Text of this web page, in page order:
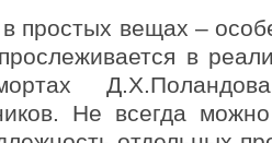
простых вещах –
в
Не всегда